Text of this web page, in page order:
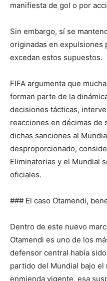
manifiesta de gol o por
Sin embargo, sí se
originadas en expulsiones
excedan estos supuestos.
FIFA argumenta que
forman parte de la
decisiones tácticas,
reacciones en décimas
dichas sanciones al
desproporcionado,
Eliminatorias y el Mundial
oficiales.
### El caso Otamendi,
Dentro de este nuevo
Otamendi es uno de los
defensor central había
partido del Mundial bajo
enmienda vigente, esa